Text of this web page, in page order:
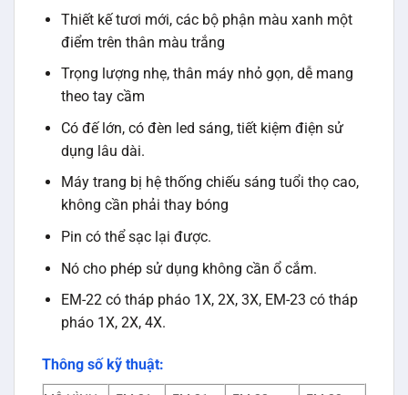
Thiết kế tươi mới, các bộ phận màu xanh một
điểm trên thân màu trắng
Trọng lượng nhẹ, thân máy nhỏ gọn, dễ mang
theo tay cầm
Có đế lớn, có đèn led sáng, tiết kiệm điện sử
dụng lâu dài.
Máy trang bị hệ thống chiếu sáng tuổi thọ cao,
không cần phải thay bóng
Pin có thể sạc lại được.
Nó cho phép sử dụng không cần ổ cắm.
EM-22 có tháp pháo 1X, 2X, 3X, EM-23 có tháp
pháo 1X, 2X, 4X.
Thông số kỹ thuật: